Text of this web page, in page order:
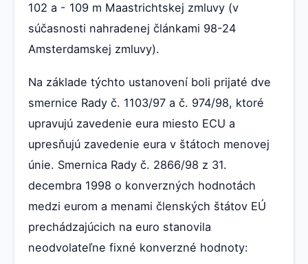
102 a - 109 m Maastrichtskej zmluvy (v
súčasnosti nahradenej článkami 98-24
Amsterdamskej zmluvy).
Na základe týchto ustanovení boli prijaté dve
smernice Rady č. 1103/97 a č. 974/98, ktoré
upravujú zavedenie eura miesto ECU a
upresňujú zavedenie eura v štátoch menovej
únie. Smernica Rady č. 2866/98 z 31.
decembra 1998 o konverzných hodnotách
medzi eurom a menami členských štátov EÚ
prechádzajúcich na euro stanovila
neodvolateľne fixné konverzné hodnoty: